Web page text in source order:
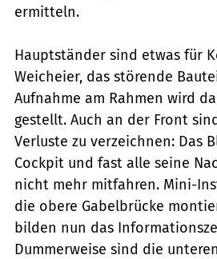
ermitteln.
Hauptständer sind etwas für
Weicheier, das störende
Aufnahme am Rahmen wird
gestellt. Auch an der Front
Verluste zu verzeichnen: Das
Cockpit und fast alle seine
nicht mehr mitfahren. Mini-
die obere Gabelbrücke
bilden nun das
Dummerweise sind die